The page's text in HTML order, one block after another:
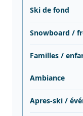
Ski de fond
Snowboard /
Familles /
Ambiance
Apres-ski /